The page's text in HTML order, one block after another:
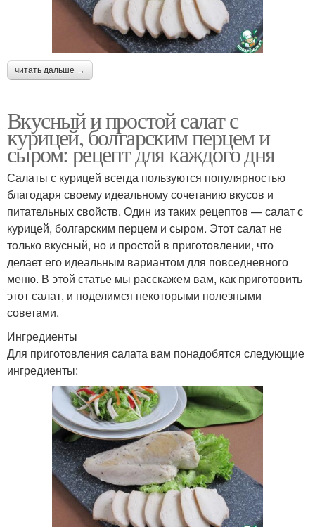
читать дальше →
Вкусный и простой салат с
курицей, болгарским перцем и
сыром: рецепт для каждого дня
Салаты с курицей всегда пользуются популярностью
благодаря своему идеальному сочетанию вкусов и
питательных свойств. Один из таких рецептов — салат с
курицей, болгарским перцем и сыром. Этот салат не
только вкусный, но и простой в приготовлении, что
делает его идеальным вариантом для повседневного
меню. В этой статье мы расскажем вам, как приготовить
этот салат, и поделимся некоторыми полезными
советами.
Ингредиенты
Для приготовления салата вам понадобятся следующие
ингредиенты: